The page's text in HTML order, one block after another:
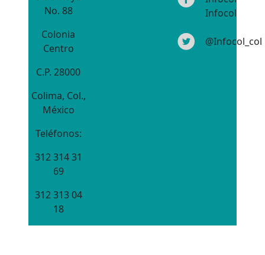
No. 88
Colonia
Centro
C.P. 28000
Colima, Col.,
México
Teléfonos:
312 314 31
69
312 313 04
18
Infocol
@Infocol_col